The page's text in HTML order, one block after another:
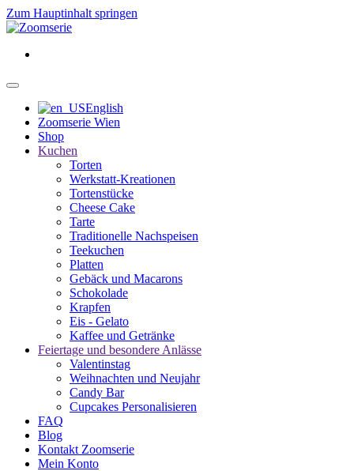
Zum Hauptinhalt springen
English
Zoomserie Wien
Shop
Kuchen
Torten
Werkstatt-Kreationen
Tortenstücke
Cheese Cake
Tarte
Traditionelle Nachspeisen
Teekuchen
Platten
Gebäck und Macarons
Schokolade
Krapfen
Eis - Gelato
Kaffee und Getränke
Feiertage und besondere Anlässe
Valentinstag
Weihnachten und Neujahr
Candy Bar
Cupcakes Personalisieren
FAQ
Blog
Kontakt Zoomserie
Mein Konto